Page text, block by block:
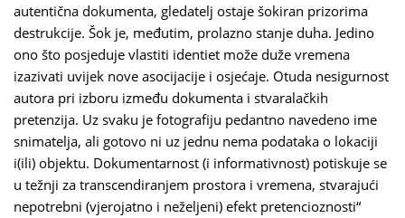
autentična dokumenta, gledatelj ostaje šokiran prizorima
destrukcije. Šok je, međutim, prolazno stanje duha. Jedino
ono što posjeduje vlastiti identiet može duže vremena
izazivati uvijek nove asocijacije i osjećaje. Otuda nesigurnost
autora pri izboru između dokumenta i stvaralačkih
pretenzija. Uz svaku je fotografiju pedantno navedeno ime
snimatelja, ali gotovo ni uz jednu nema podataka o lokaciji
i(ili) objektu. Dokumentarnost (i informativnost) potiskuje se
u težnji za transcendiranjem prostora i vremena, stvarajući
nepotrebni (vjerojatno i neželjeni) efekt pretencioznosti“